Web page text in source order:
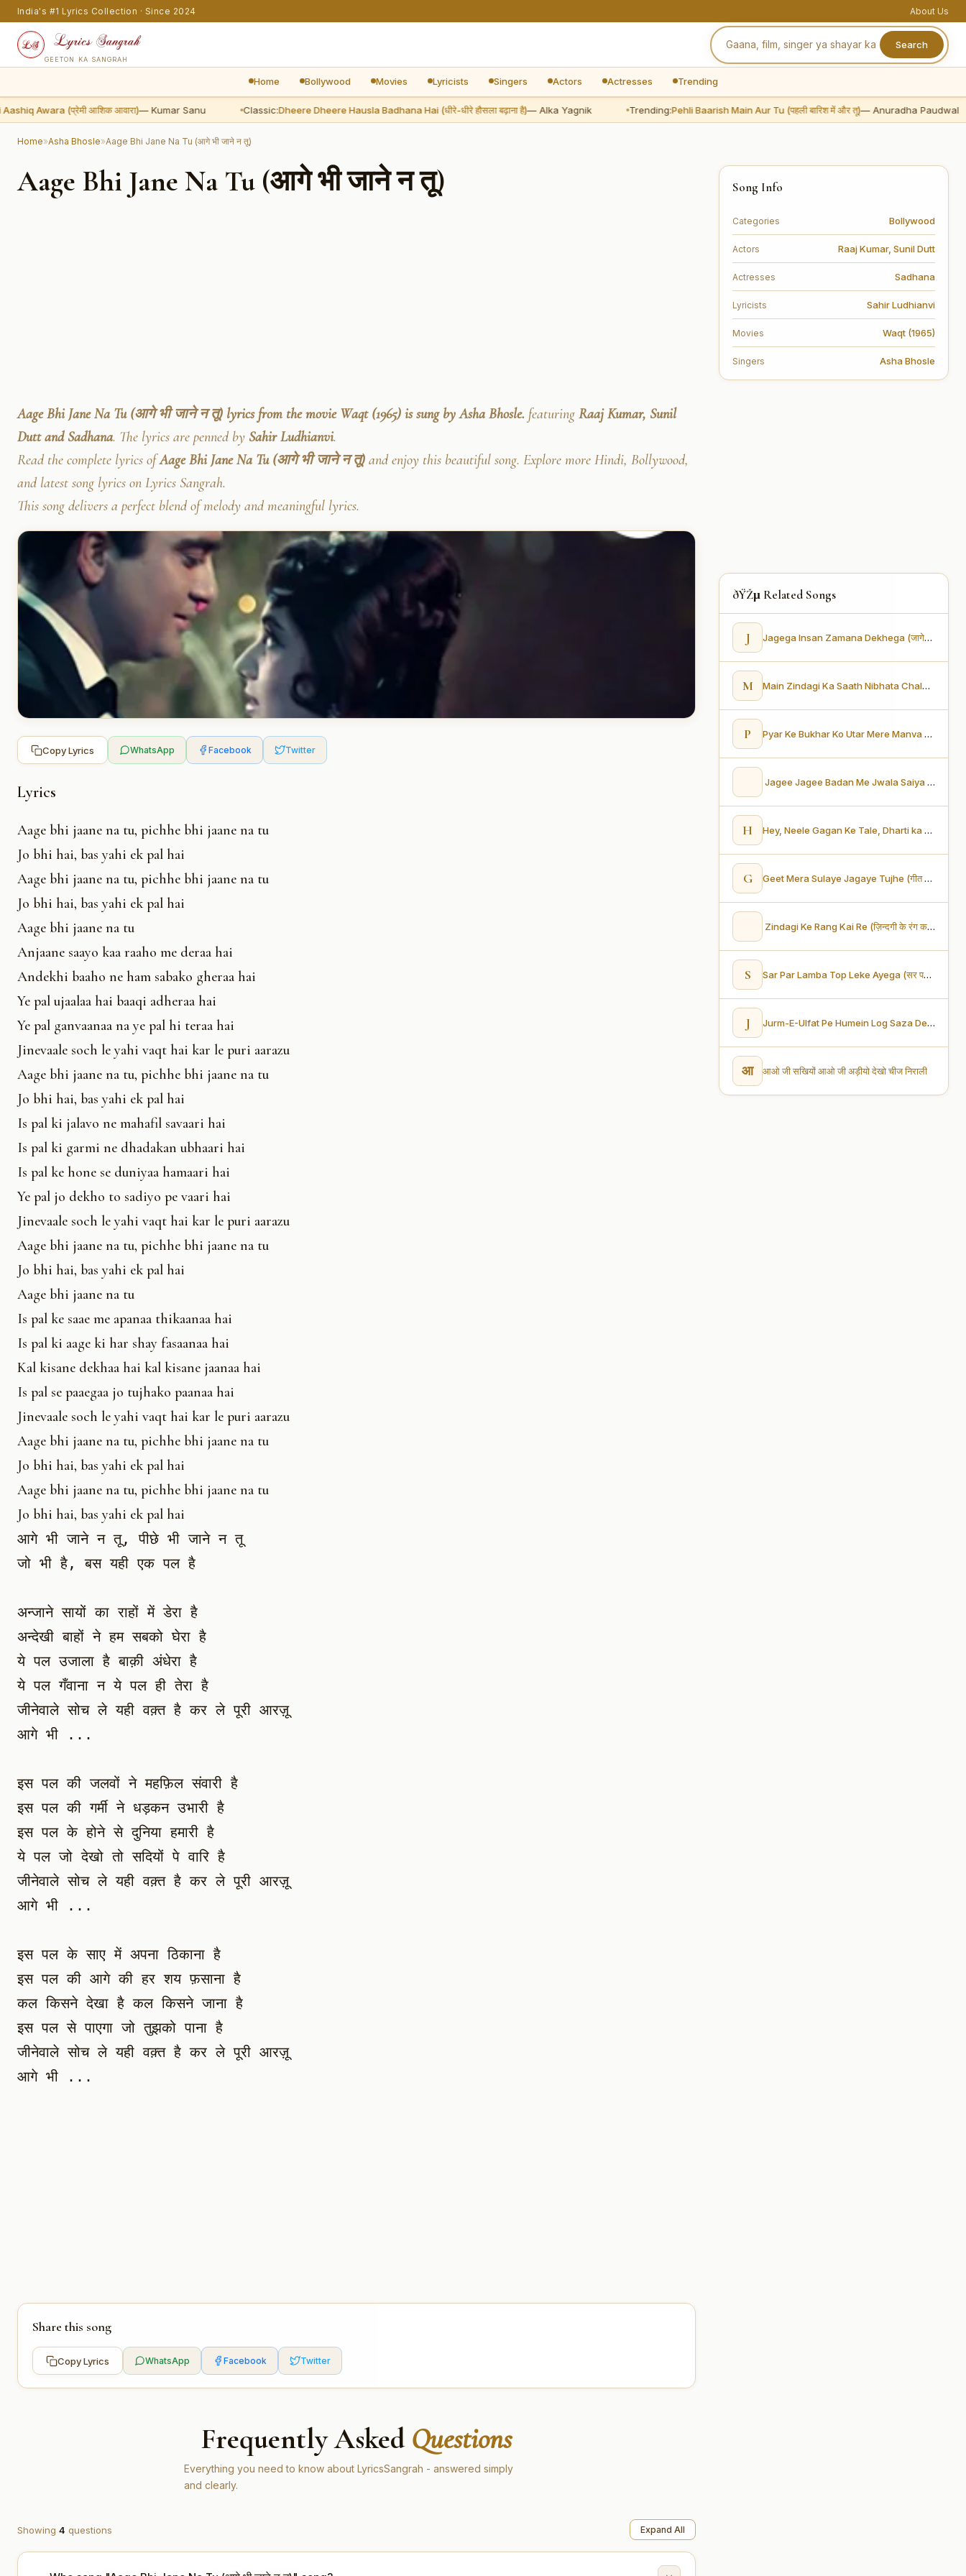
India's #1 Lyrics Collection · Since 2024 About Us
GEETON KA SANGRAH
Search
Home Bollywood Movies Lyricists Singers Actors Actresses Trending
Awara (प्रेमी आशिक आवारा)— Kumar Sanu Classic:Dheere Dheere Hausla Badhana Hai (धीरे-धीरे हौसला बढ़ाना है)— Alka Yagnik Trending:Pehli Baarish Main Aur Tu (पहली बारिश में और तू)— Anuradha Paudwal
Home»Asha Bhosle»Aage Bhi Jane Na Tu (आगे भी जाने न तू)
Aage Bhi Jane Na Tu (आगे भी जाने न तू)
Aage Bhi Jane Na Tu (आगे भी जाने न तू) lyrics from the movie Waqt (1965) is sung by Asha Bhosle. featuring Raaj Kumar, Sunil
Dutt and Sadhana. The lyrics are penned by Sahir Ludhianvi.
Read the complete lyrics ofAage Bhi Jane Na Tu (आगे भी जाने न तू) and enjoy this beautiful song. Explore more Hindi, Bollywood,
and latest song lyrics on Lyrics Sangrah.
This song delivers a perfect blend of melody and meaningful lyrics.
Copy Lyrics WhatsApp Facebook Twitter
Lyrics
Aage bhi jaane na tu, pichhe bhi jaane na tu
Jo bhi hai, bas yahi ek pal hai
Aage bhi jaane na tu, pichhe bhi jaane na tu
Jo bhi hai, bas yahi ek pal hai
Aage bhi jaane na tu
Anjaane saayo kaa raaho me deraa hai
Andekhi baaho ne ham sabako gheraa hai
Ye pal ujaalaa hai baaqi adheraa hai
Ye pal ganvaanaa na ye pal hi teraa hai
Jinevaale soch le yahi vaqt hai kar le puri aarazu
Aage bhi jaane na tu, pichhe bhi jaane na tu
Jo bhi hai, bas yahi ek pal hai
Is pal ki jalavo ne mahafil savaari hai
Is pal ki garmi ne dhadakan ubhaari hai
Is pal ke hone se duniyaa hamaari hai
Ye pal jo dekho to sadiyo pe vaari hai
Jinevaale soch le yahi vaqt hai kar le puri aarazu
Aage bhi jaane na tu, pichhe bhi jaane na tu
Jo bhi hai, bas yahi ek pal hai
Aage bhi jaane na tu
Is pal ke saae me apanaa thikaanaa hai
Is pal ki aage ki har shay fasaanaa hai
Kal kisane dekhaa hai kal kisane jaanaa hai
Is pal se paaegaa jo tujhako paanaa hai
Jinevaale soch le yahi vaqt hai kar le puri aarazu
Aage bhi jaane na tu, pichhe bhi jaane na tu
Jo bhi hai, bas yahi ek pal hai
Aage bhi jaane na tu, pichhe bhi jaane na tu
Jo bhi hai, bas yahi ek pal hai
आगे भी जाने न तू, पीछे भी जाने न तू
जो भी है, बस यही एक पल है
अन्जाने सायों का राहों में डेरा है
अन्देखी बाहों ने हम सबको घेरा है
ये पल उजाला है बाक़ी अंधेरा है
ये पल गँवाना न ये पल ही तेरा है
जीनेवाले सोच ले यही वक़्त है कर ले पूरी आरज़ू
आगे भी ...
इस पल की जलवों ने महफ़िल संवारी है
इस पल की गर्मी ने धड़कन उभारी है
इस पल के होने से दुनिया हमारी है
ये पल जो देखो तो सदियों पे वारि है
जीनेवाले सोच ले यही वक़्त है कर ले पूरी आरज़ू
आगे भी ...
इस पल के साए में अपना ठिकाना है
इस पल की आगे की हर शय फ़साना है
कल किसने देखा है कल किसने जाना है
इस पल से पाएगा जो तुझको पाना है
जीनेवाले सोच ले यही वक़्त है कर ले पूरी आरज़ू
आगे भी ...
Share this song
Copy Lyrics WhatsApp Facebook Twitter
Frequently Asked Questions
Everything you need to know about LyricsSangrah - answered simply
and clearly.
Showing 4 questions Expand All
Song Info
Categories Bollywood
Actors Raaj Kumar, Sunil Dutt
Actresses Sadhana
Lyricists Sahir Ludhianvi
Movies Waqt (1965)
Singers Asha Bhosle
ðŸŽµ Related Songs
J Jagega Insan Zamana Dekhega (जागेगा इंसान ज़माना देखेगा)
M Main Zindagi Ka Saath Nibhata Chala Gaya (मैं ज़िंदगी का साथ निभाता चला गया)
P Pyar Ke Bukhar Ko Utar Mere Manva (प्यार के बुखार को उतार मेरे मनवा)
Jagee Jagee Badan Me Jwala Saiya (जागी जागी बदन में ज्वाला सैया)
H Hey, Neele Gagan Ke Tale, Dharti ka pyaar pale (हे, नीले गगन के तले, धरती का प्यार पले)
G Geet Mera Sulaye Jagaye Tujhe (गीत मेरा सुलाये जगाये तुझे)
Zindagi Ke Rang Kai Re (ज़िन्दगी के रंग कई रे)
S Sar Par Lamba Top Leke Ayega (सर पर लम्बा टॉप लेके आयेगा)
J Jurm-E-Ulfat Pe Humein Log Saza Dete Hain (जुर्म-ए-उल्फ़त पे हमें लोग सज़ा देते हैं)
आ आओ जी सखियों आओ जी अड़ीयो देखो चीज निराली